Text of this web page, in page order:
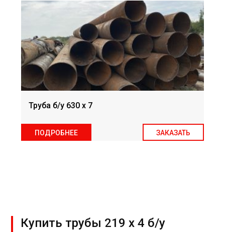
Труба б/у 630 х 7
ПОДРОБНЕЕ ЗАКАЗАТЬ
Купить трубы 219 х 4 б/у